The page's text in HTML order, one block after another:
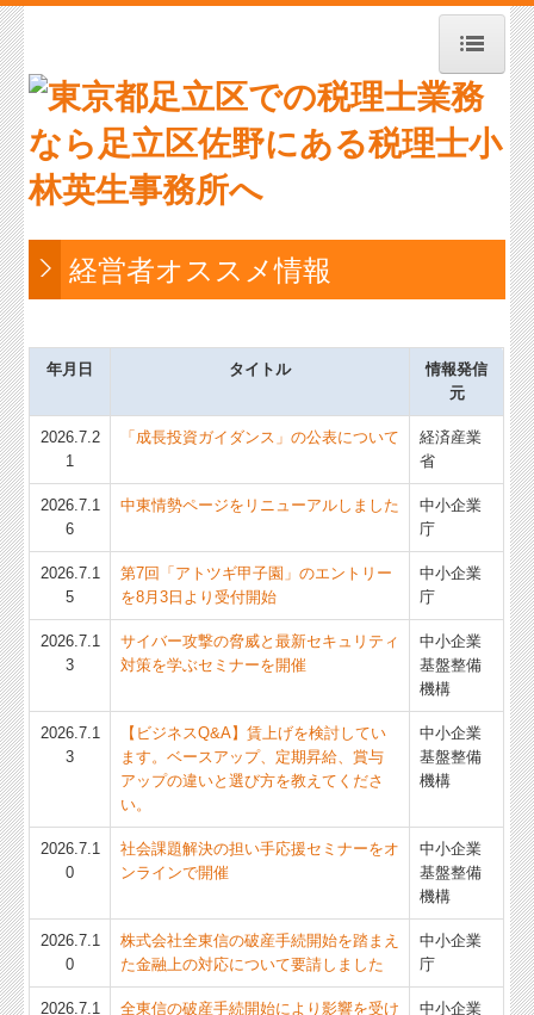
トップページ
お知らせ
事務所紹介
経営理念
業務案内
料金について
リンク集
お問合せ
関与先向け融資商品ご紹介
経営者お役立ち情報
経営者オススメ情報
税務カレンダー
税務Q&A
個人情報保護方針
経営者オススメ情報
年月日 タイトル
情報発信
元
2026.7.2
1
「成長投資ガイダンス」の公表について
経済産業
省
2026.7.1
6
中東情勢ページをリニューアルしました
中小企業
庁
2026.7.1
5
第7回「アトツギ甲子園」のエントリー
を8月3日より受付開始
中小企業
庁
2026.7.1
3
サイバー攻撃の脅威と最新セキュリティ
対策を学ぶセミナーを開催
中小企業
基盤整備
機構
2026.7.1
3
【ビジネスQ&A】賃上げを検討してい
ます。ベースアップ、定期昇給、賞与
アップの違いと選び方を教えてくださ
い。
中小企業
基盤整備
機構
2026.7.1
0
社会課題解決の担い手応援セミナーをオ
ンラインで開催
中小企業
基盤整備
機構
2026.7.1
0
株式会社全東信の破産手続開始を踏まえ
た金融上の対応について要請しました
中小企業
庁
2026.7.1
全東信の破産手続開始により影響を受け
中小企業